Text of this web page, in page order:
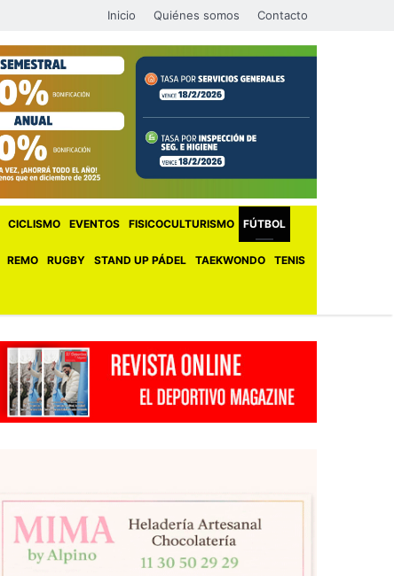
Inicio Quiénes somos Contacto
CICLISMO EVENTOS FISICOCULTURISMO FÚTBOL
REMO RUGBY STAND UP PÁDEL TAEKWONDO TENIS